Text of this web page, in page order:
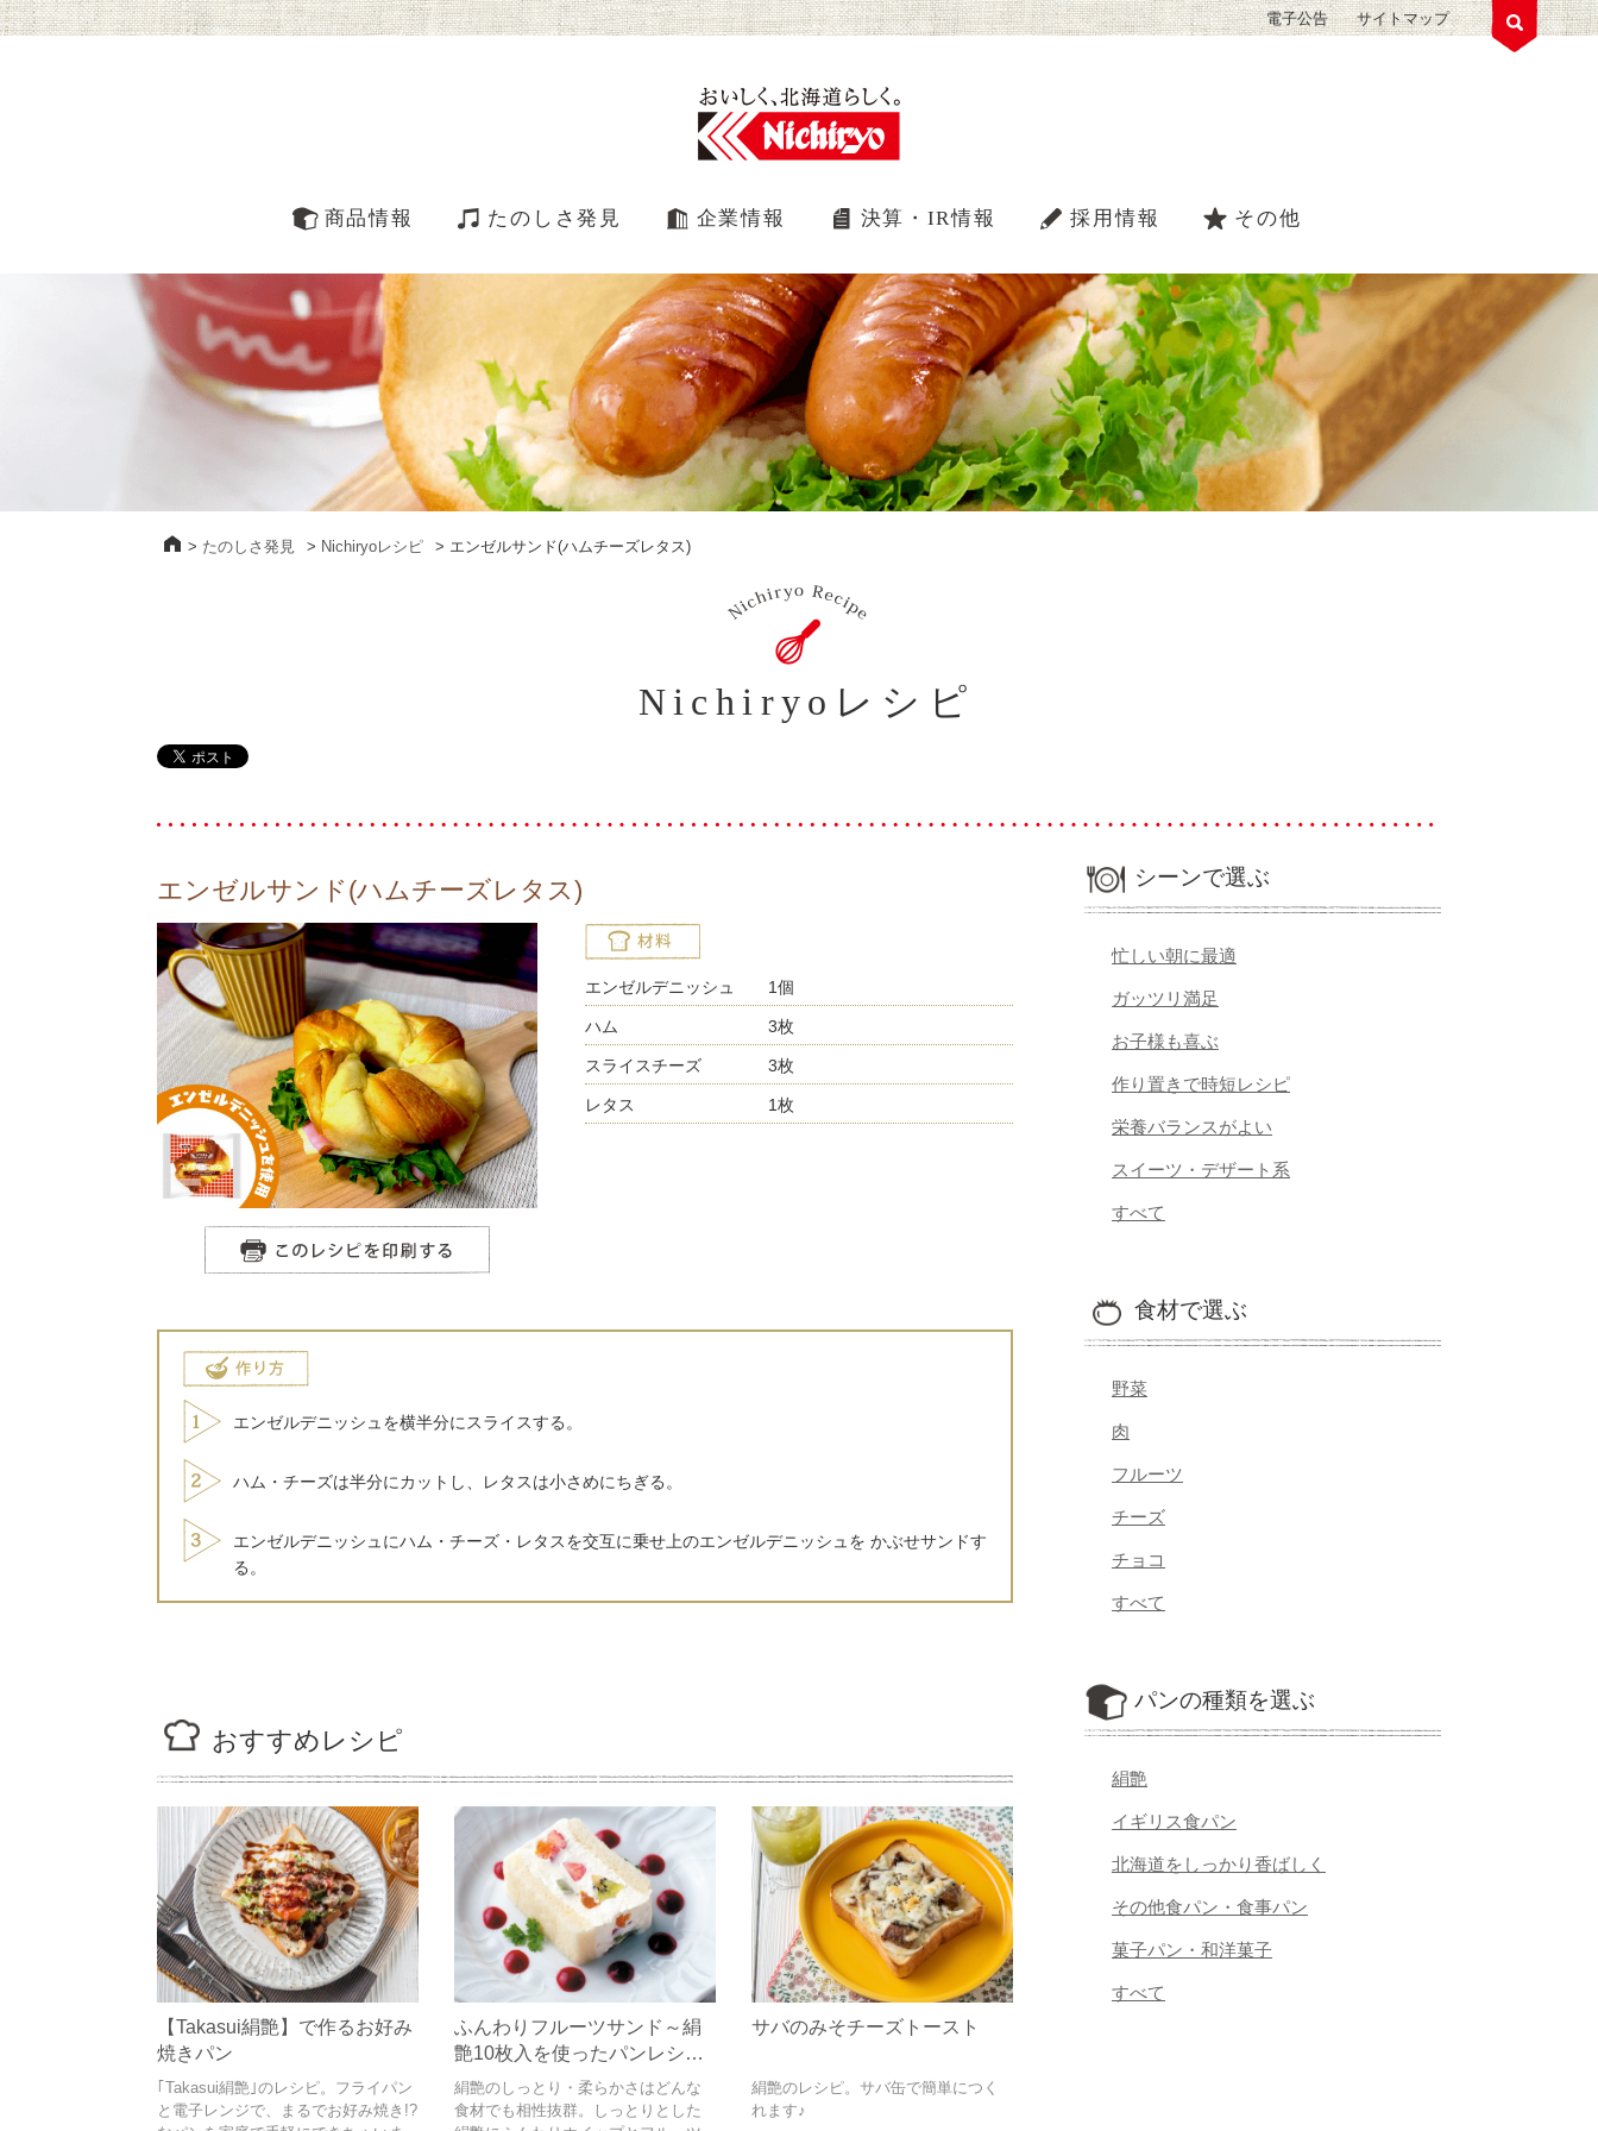
商品情報 たのしさ発見 企業情報 決算・IR情報 採用情報 その他
電子公告 サイトマップ
> たのしさ発見 > Nichiryoレシピ > エンゼルサンド(ハムチーズレタス)
Nichiryoレシピ
エンゼルサンド(ハムチーズレタス)
エンゼルデニッシュ 1個
ハム 3枚
スライスチーズ 3枚
レタス 1枚
エンゼルデニッシュを横半分にスライスする。
ハム・チーズは半分にカットし、レタスは小さめにちぎる。
エンゼルデニッシュにハム・チーズ・レタスを交互に乗せ上のエンゼルデニッシュを かぶせサンドす
る。
おすすめレシピ
【Takasui絹艶】で作るお好み
焼きパン
｢Takasui絹艶｣のレシピ。フライパン
と電子レンジで、まるでお好み焼き!?
ふんわりフルーツサンド～絹
艶10枚入を使ったパンレシピ
～
絹艶のしっとり・柔らかさはどんな
食材でも相性抜群。しっとりとした
サバのみそチーズトースト
絹艶のレシピ。サバ缶で簡単につく
れます♪
シーンで選ぶ
忙しい朝に最適
ガッツリ満足
お子様も喜ぶ
作り置きで時短レシピ
栄養バランスがよい
スイーツ・デザート系
すべて
食材で選ぶ
野菜
肉
フルーツ
チーズ
チョコ
すべて
パンの種類を選ぶ
絹艶
イギリス食パン
北海道をしっかり香ばしく
その他食パン・食事パン
菓子パン・和洋菓子
すべて